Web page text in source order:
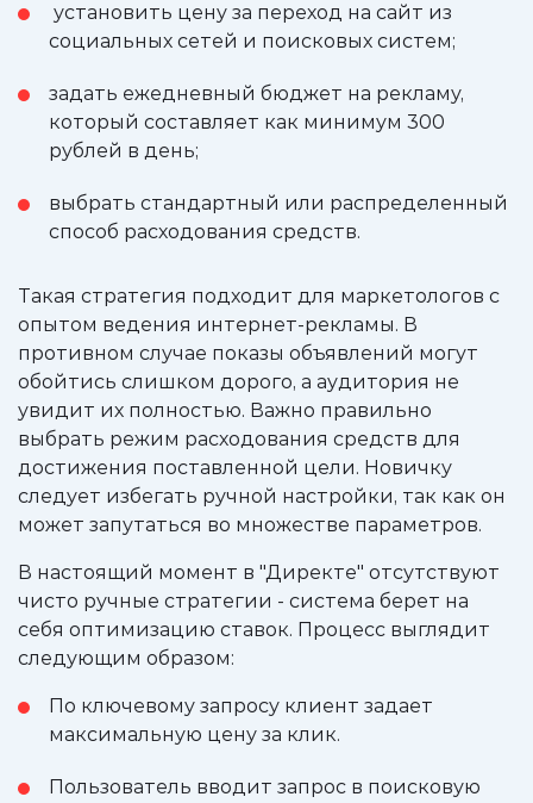
установить цену за переход на сайт из
социальных сетей и поисковых систем;
задать ежедневный бюджет на рекламу,
который составляет как минимум 300
рублей в день;
выбрать стандартный или распределенный
способ расходования средств.
Такая стратегия подходит для маркетологов с
опытом ведения интернет-рекламы. В
противном случае показы объявлений могут
обойтись слишком дорого, а аудитория не
увидит их полностью. Важно правильно
выбрать режим расходования средств для
достижения поставленной цели. Новичку
следует избегать ручной настройки, так как он
может запутаться во множестве параметров.
В настоящий момент в "Директе" отсутствуют
чисто ручные стратегии - система берет на
себя оптимизацию ставок. Процесс выглядит
следующим образом:
По ключевому запросу клиент задает
максимальную цену за клик.
Пользователь вводит запрос в поисковую